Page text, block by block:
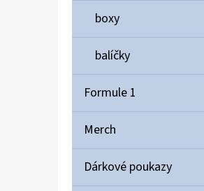
boxy
balíčky
Formule 1
Merch
Dárkové poukazy